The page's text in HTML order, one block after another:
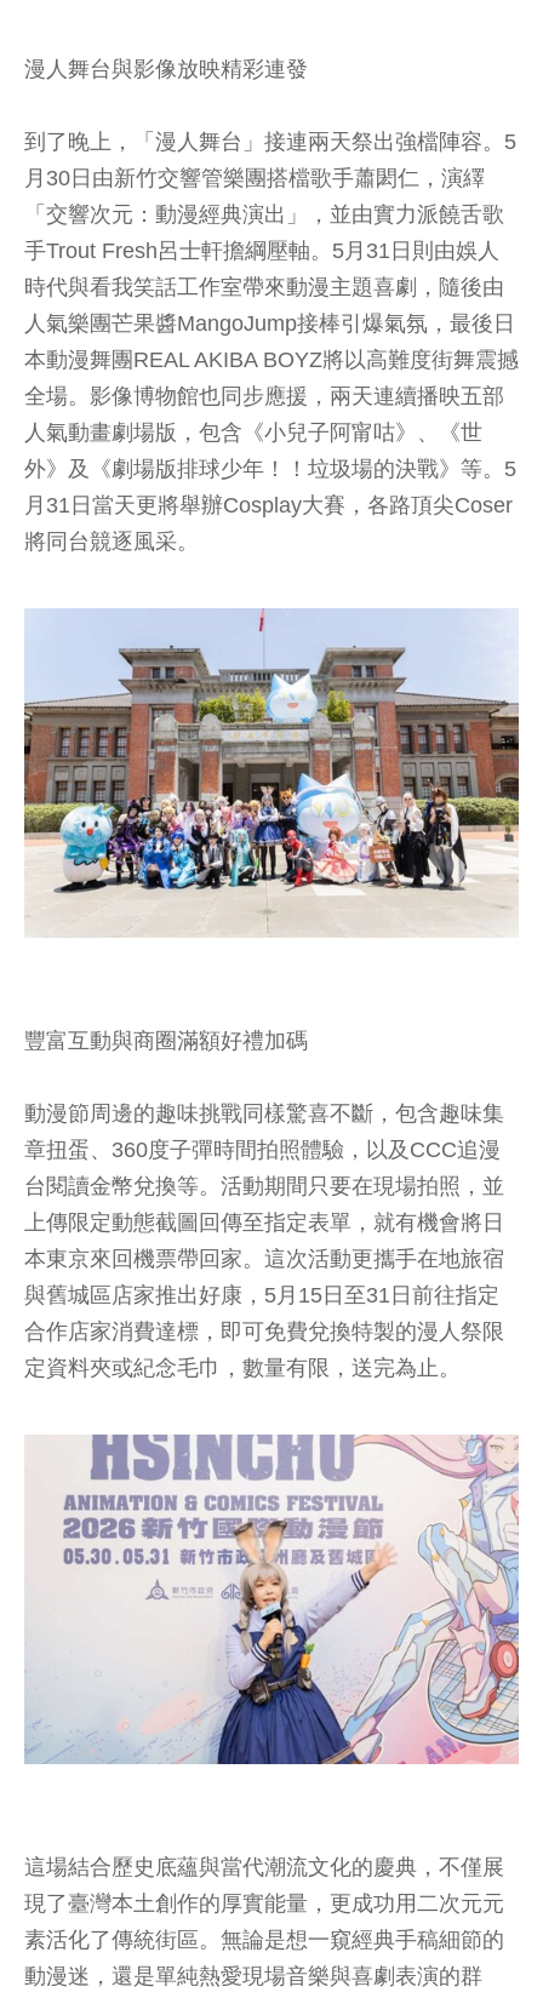
漫人舞台與影像放映精彩連發
到了晚上，「漫人舞台」接連兩天祭出強檔陣容。5
月30日由新竹交響管樂團搭檔歌手蕭閎仁，演繹
「交響次元：動漫經典演出」，並由實力派饒舌歌
手Trout Fresh呂士軒擔綱壓軸。5月31日則由娛人
時代與看我笑話工作室帶來動漫主題喜劇，隨後由
人氣樂團芒果醬MangoJump接棒引爆氣氛，最後日
本動漫舞團REAL AKIBA BOYZ將以高難度街舞震撼
全場。影像博物館也同步應援，兩天連續播映五部
人氣動畫劇場版，包含《小兒子阿甯咕》、《世
外》及《劇場版排球少年！！垃圾場的決戰》等。5
月31日當天更將舉辦Cosplay大賽，各路頂尖Coser
將同台競逐風采。
豐富互動與商圈滿額好禮加碼
動漫節周邊的趣味挑戰同樣驚喜不斷，包含趣味集
章扭蛋、360度子彈時間拍照體驗，以及CCC追漫
台閱讀金幣兌換等。活動期間只要在現場拍照，並
上傳限定動態截圖回傳至指定表單，就有機會將日
本東京來回機票帶回家。這次活動更攜手在地旅宿
與舊城區店家推出好康，5月15日至31日前往指定
合作店家消費達標，即可免費兌換特製的漫人祭限
定資料夾或紀念毛巾，數量有限，送完為止。
這場結合歷史底蘊與當代潮流文化的慶典，不僅展
現了臺灣本土創作的厚實能量，更成功用二次元元
素活化了傳統街區。無論是想一窺經典手稿細節的
動漫迷，還是單純熱愛現場音樂與喜劇表演的群